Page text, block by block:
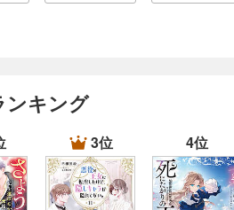
ンキング
3位 4位